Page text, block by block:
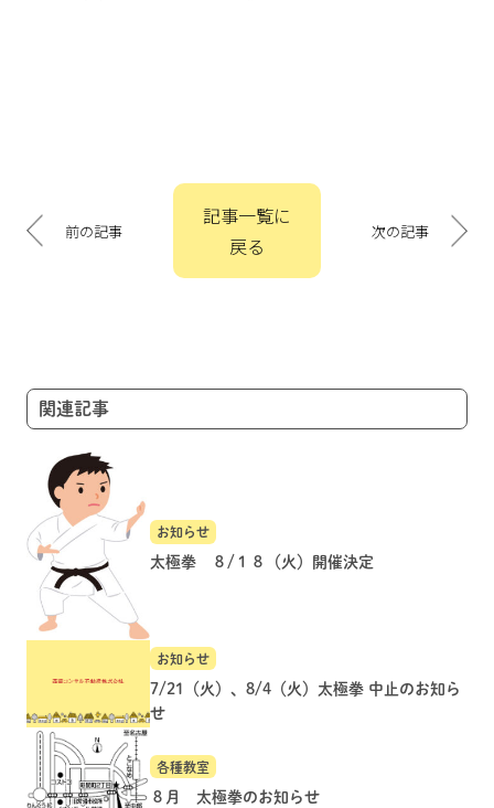
稿
ナ
ョ
ン
前の記事
記事一覧に
戻る
次の記事
関連記事
お知らせ
太極拳 ８/１８（火）開催決定
お知らせ
7/21（火）、8/4（火）太極拳 中止のお知ら
せ
各種教室
８月 太極拳のお知らせ